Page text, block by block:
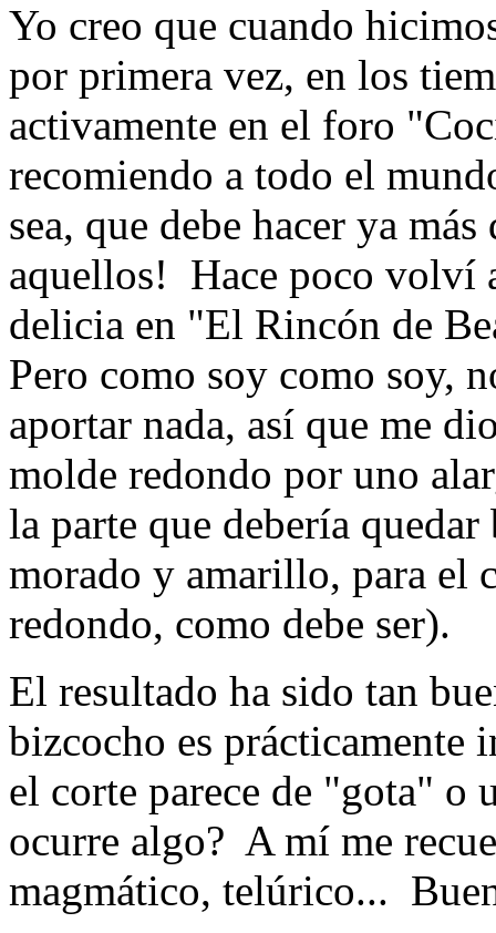
Yo creo que cuando
por primera vez, en los
activamente en el foro
recomiendo a todo el
sea, que debe hacer ya
aquellos! Hace poco volví
delicia en "El Rincón de
Pero como soy como soy,
aportar nada, así que me
molde redondo por uno
la parte que debería
morado y amarillo, para el
redondo, como debe ser).
El resultado ha sido tan
bizcocho es prácticamente
el corte parece de "gota" o
ocurre algo? A mí me
magmático, telúrico...